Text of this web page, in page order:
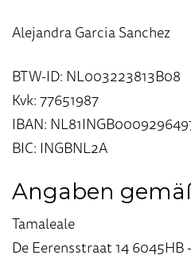
Alejandra Garcia Sanchez
BTW-ID: NL003223813B08
Kvk: 77651987
IBAN:
BIC: INGBNL2A
Angaben
Tamaleale
De Eerensstraat 14 6045HB